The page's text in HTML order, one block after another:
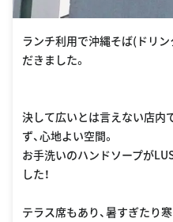
ランチ利用で沖縄そば(ドリ
だきました。
決して広いとは言えない店内
ず、心地よい空間。
お手洗いのハンドソープが
した！
テラス席もあり、暑すぎたり